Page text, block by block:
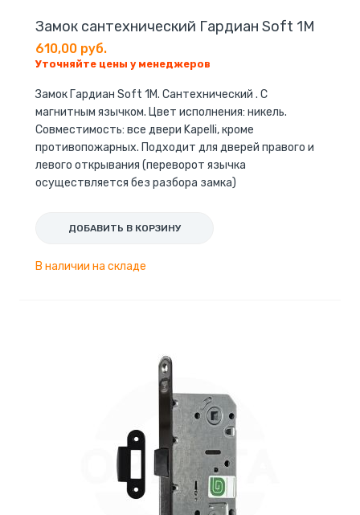
Замок cантехнический Гардиан Soft 1М
610,00 руб.
Уточняйте цены у менеджеров
Замок Гардиан Soft 1М. Cантехнический . С
магнитным язычком. Цвет исполнения: никель.
Совместимость: все двери Kapelli, кроме
противопожарных. Подходит для дверей правого и
левого открывания (переворот язычка
осуществляется без разбора замка)
ДОБАВИТЬ В КОРЗИНУ
В наличии на складе